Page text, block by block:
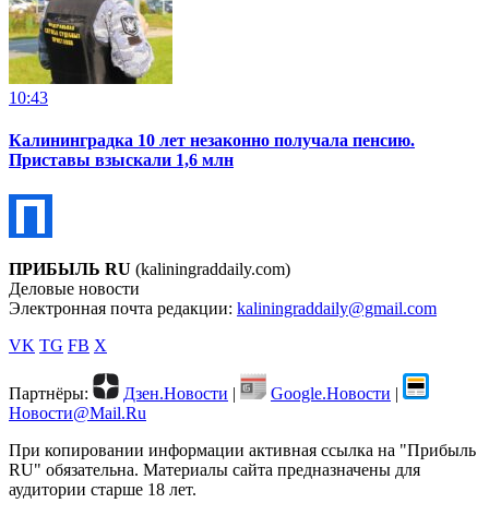
10:43
Калининградка 10 лет незаконно получала пенсию.
Приставы взыскали 1,6 млн
ПРИБЫЛЬ RU (kaliningraddaily.com)
Деловые новости
Электронная почта редакции: kaliningraddaily@gmail.com
VK TG FB X
Партнёры: Дзен.Новости | Google.Новости |
Новости@Mail.Ru
При копировании информации активная ссылка на "Прибыль
RU" обязательна. Материалы сайта предназначены для
аудитории старше 18 лет.